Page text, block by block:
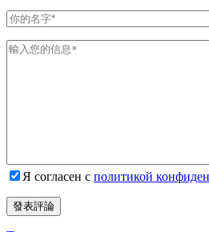
Я согласен с политикой